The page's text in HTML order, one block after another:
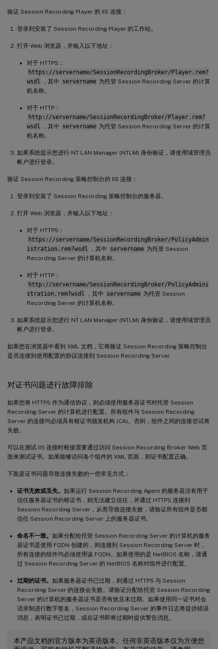
验证 Session Recording Player 的 IIS 连接：
登录到安装了 Session Recording Player 的工作站。
打开 Web 浏览器，并输入以下地址：
对于 HTTPS：
https://servername/SessionRecordingBroker/Player.rem?
wsdl
，其中 servername 为托管 Session Recording Server 的计算
机名称。
对于 HTTP：
http://servername/SessionRecordingBroker/Player.rem?
wsdl
，其中 servername 为托管 Session Recording Server 的计算
机名称。
如果系统提示您进行 NT LAN Manager (NTLM) 身份验证，请使用域管理员
帐户进行登录。
验证 Session Recording 策略控制台的 IIS 连接：
登录到安装了 Session Recording 策略控制台的服务器。
打开 Web 浏览器，并输入以下地址：
对于 HTTPS：
https://servername/SessionRecordingBroker/PolicyAdmin
istration.rem?wsdl
，其中 servername 为托管 Session
Recording Server 的计算机名称。
对于 HTTP：
http://servername/SessionRecordingBroker/PolicyAdmini
stration.rem?wsdl
，其中 servername 为托管 Session
Recording Server 的计算机名称。
如果系统提示您进行 NT LAN Manager (NTLM) 身份验证，请使用域管理员
帐户进行登录。
如果您在浏览器中看到 XML 文档，它将验证 Session Recording 策略控制台
是否连接到使用配置的协议连接到 Session Recording Server.
对证书问题进行故障排除
如果您将 HTTPS 作为通信协议，则必须使用服务器证书对托管 Session
Recording Server 的计算机进行配置。所有组件与 Session Recording
Server 的连接均必须具有根证书颁发机构 (CA)。否则，组件之间的连接尝试将
失败。
可以在测试 IIS 连接时根据需要通过访问 Session Recording Broker Web 页
面来测试证书。如果能够访问各个组件的 XML 页面，则证书配置正确。
下面是证书问题导致连接失败的一些常见方式：
证书无效或丢失。 如果运行 Session Recording Agent 的服务器没有用于
信任服务器证书的根证书，则无法建立信任，并通过 HTTPS 连接到
Session Recording Server，从而导致连接失败，请验证所有组件是否都
信任 Session Recording Server 上的服务器证书。
命名不一致。 如果分配给托管 Session Recording Server 的计算机的服务
器证书是使用 FQDN 创建的，则连接到 Session Recording Server 时，
所有连接的组件均必须使用该 FQDN。如果使用的是 NetBIOS 名称，请通
过 Session Recording Server 的 NetBIOS 名称对组件进行配置。
过期的证书。 如果服务器证书已过期，则通过 HTTPS 与 Session
Recording Server 的连接会失败。请验证分配给托管 Session Recording
Server 的计算机的服务器证书是否有效且未过期。如果使用同一证书对会
话录制进行数字签名，Session Recording Server 的事件日志将提供错误
消息，表明证书已过期，或在证书即将过期时提供警告消息。
本产品文档的官方版本为英语版本。任何非英语版本仅为方便您